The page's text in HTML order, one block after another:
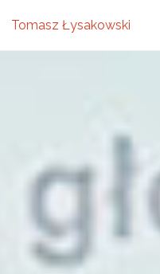
Tomasz Łysakowski